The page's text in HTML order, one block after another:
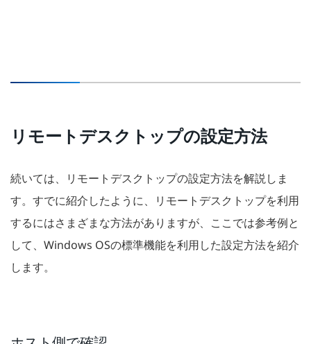
リモートデスクトップの設定方法
続いては、リモートデスクトップの設定方法を解説しま
す。すでに紹介したように、リモートデスクトップを利用
するにはさまざまな方法がありますが、ここでは参考例と
して、Windows OSの標準機能を利用した設定方法を紹介
します。